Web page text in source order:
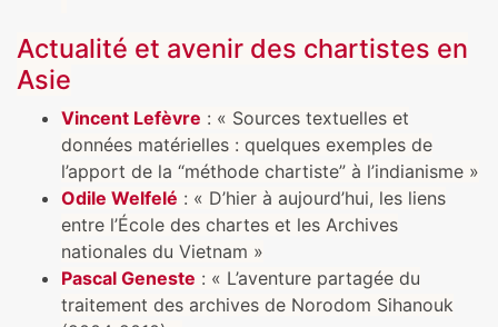
Actualité et avenir des chartistes en
Asie
Vincent Lefèvre : « Sources textuelles et
données matérielles : quelques exemples de
l’apport de la “méthode chartiste” à l’indianisme »
Odile Welfelé : « D’hier à aujourd’hui, les liens
entre l’École des chartes et les Archives
nationales du Vietnam »
Pascal Geneste : « L’aventure partagée du
traitement des archives de Norodom Sihanouk